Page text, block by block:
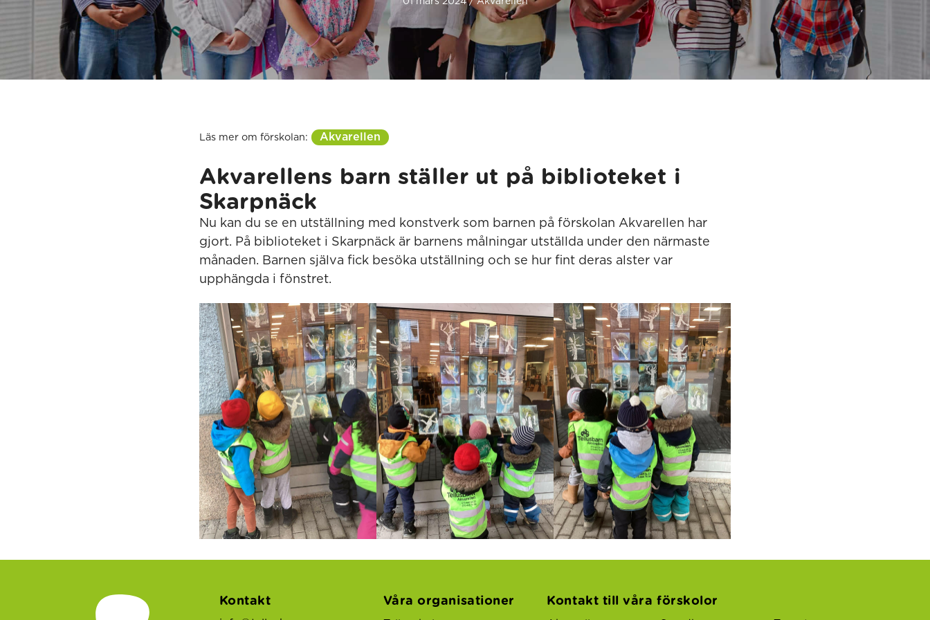
Läs mer om förskolan: Akvarellen
Akvarellens barn ställer ut på biblioteket i
Skarpnäck
Nu kan du se en utställning med konstverk som barnen på förskolan Akvarellen har
gjort. På biblioteket i Skarpnäck är barnens målningar utställda under den närmaste
månaden. Barnen själva fick besöka utställning och se hur fint deras alster var
upphängda i fönstret.
Kontakt Våra organisationer Kontakt till våra förskolor